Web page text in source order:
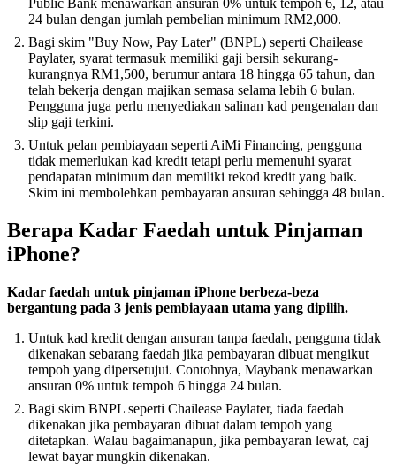
Public Bank menawarkan ansuran 0% untuk tempoh 6, 12, atau
24 bulan dengan jumlah pembelian minimum RM2,000.
Bagi skim "Buy Now, Pay Later" (BNPL) seperti Chailease
Paylater, syarat termasuk memiliki gaji bersih sekurang-
kurangnya RM1,500, berumur antara 18 hingga 65 tahun, dan
telah bekerja dengan majikan semasa selama lebih 6 bulan.
Pengguna juga perlu menyediakan salinan kad pengenalan dan
slip gaji terkini.
Untuk pelan pembiayaan seperti AiMi Financing, pengguna
tidak memerlukan kad kredit tetapi perlu memenuhi syarat
pendapatan minimum dan memiliki rekod kredit yang baik.
Skim ini membolehkan pembayaran ansuran sehingga 48 bulan.
Berapa Kadar Faedah untuk Pinjaman
iPhone?
Kadar faedah untuk pinjaman iPhone berbeza-beza
bergantung pada 3 jenis pembiayaan utama yang dipilih.
Untuk kad kredit dengan ansuran tanpa faedah, pengguna tidak
dikenakan sebarang faedah jika pembayaran dibuat mengikut
tempoh yang dipersetujui. Contohnya, Maybank menawarkan
ansuran 0% untuk tempoh 6 hingga 24 bulan.
Bagi skim BNPL seperti Chailease Paylater, tiada faedah
dikenakan jika pembayaran dibuat dalam tempoh yang
ditetapkan. Walau bagaimanapun, jika pembayaran lewat, caj
lewat bayar mungkin dikenakan.